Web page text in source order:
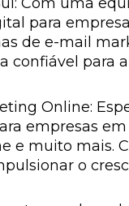
para
de e-mail
confiável para
Online:
empresas
e muito mais.
o